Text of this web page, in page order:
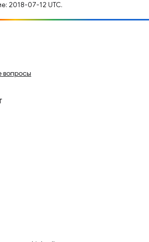
2018-07-12 UTC.
вопросы